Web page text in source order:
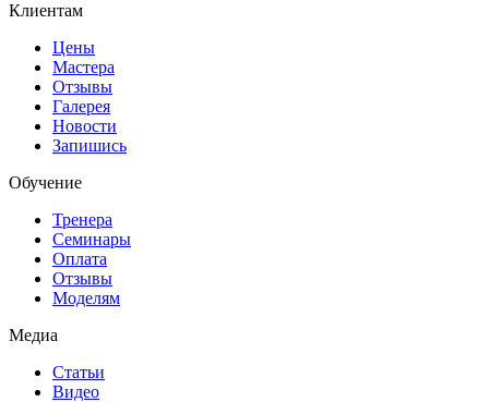
Клиентам
Цены
Мастера
Отзывы
Галерея
Новости
Запишись
Обучение
Тренера
Семинары
Оплата
Отзывы
Моделям
Медиа
Статьи
Видео